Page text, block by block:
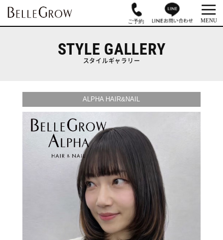
STYLE GALLERY
スタイルギャラリー
ALPHA HAIR&NAIL